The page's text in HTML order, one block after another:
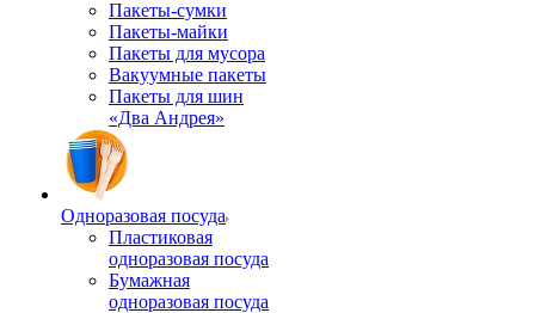
Пакеты-сумки
Пакеты-майки
Пакеты для мусора
Вакуумные пакеты
Пакеты для шин
«Два Андрея»
Одноразовая посуда
Пластиковая
одноразовая посуда
Бумажная
одноразовая посуда